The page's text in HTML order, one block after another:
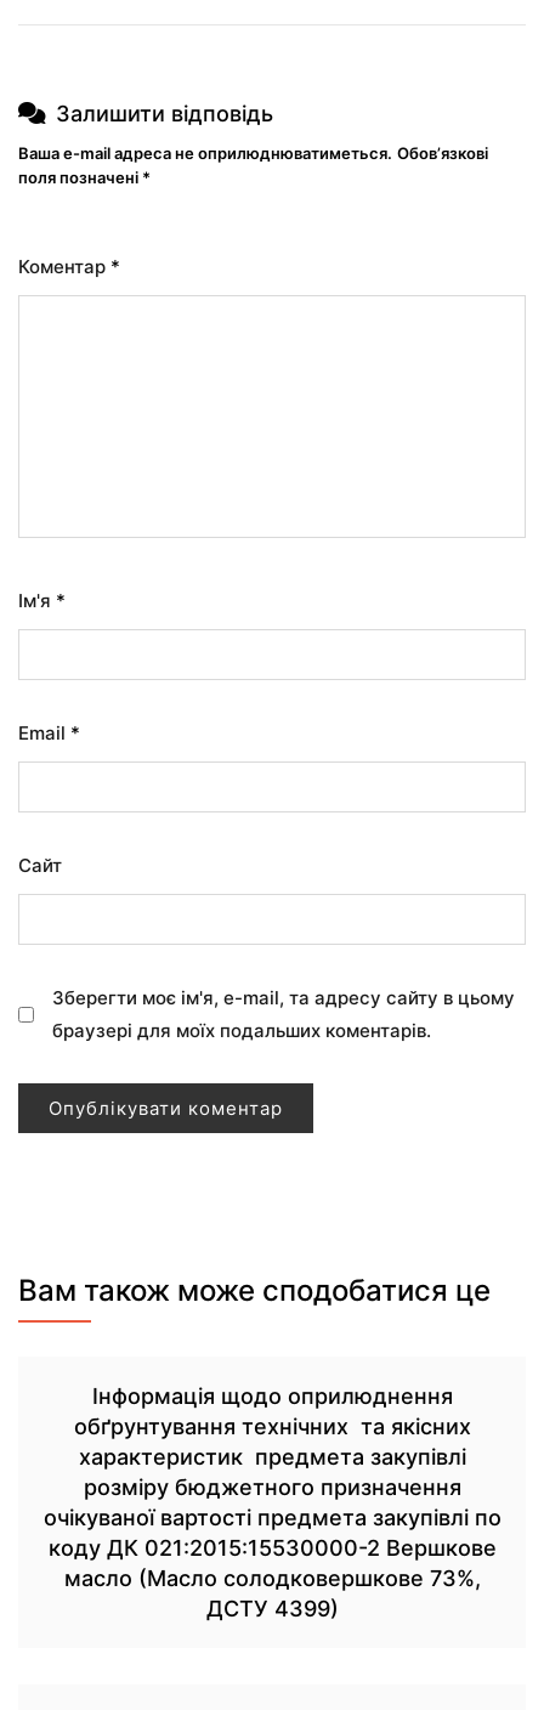
Залишити відповідь
Ваша e-mail адреса не оприлюднюватиметься. Обов’язкові
поля позначені *
Коментар *
Ім'я *
Email *
Сайт
Зберегти моє ім'я, e-mail, та адресу сайту в цьому
браузері для моїх подальших коментарів.
Вам також може сподобатися це
Інформація щодо оприлюднення
обґрунтування технічних та якісних
характеристик предмета закупівлі
розміру бюджетного призначення
очікуваної вартості предмета закупівлі по
коду ДК 021:2015:15530000-2 Вершкове
масло (Масло солодковершкове 73%,
ДСТУ 4399)